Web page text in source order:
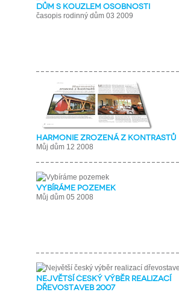
Dům s kouzlem osobnosti
časopis rodinný dům 03 2009
Harmonie zrozená z kontrastů
Můj dům 12 2008
Vybíráme pozemek
Můj dům 05 2008
Největší český výběr realizací
dřevostaveb 2007